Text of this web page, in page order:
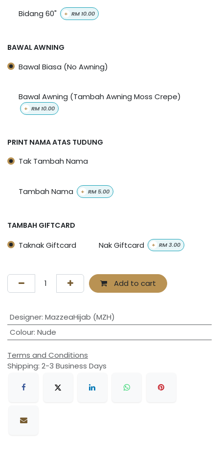
Bidang 60" + RM 10.00
BAWAL AWNING
Bawal Biasa (No Awning)
Bawal Awning (Tambah Awning Moss Crepe)
+ RM 10.00
PRINT NAMA ATAS TUDUNG
Tak Tambah Nama
Tambah Nama + RM5.00
TAMBAH GIFTCARD
Taknak Giftcard Nak Giftcard + RM3.00
Add to cart
Designer: MazzeaHijab (MZH)
Colour: Nude
Terms and Conditions
Shipping: 2-3 Business Days